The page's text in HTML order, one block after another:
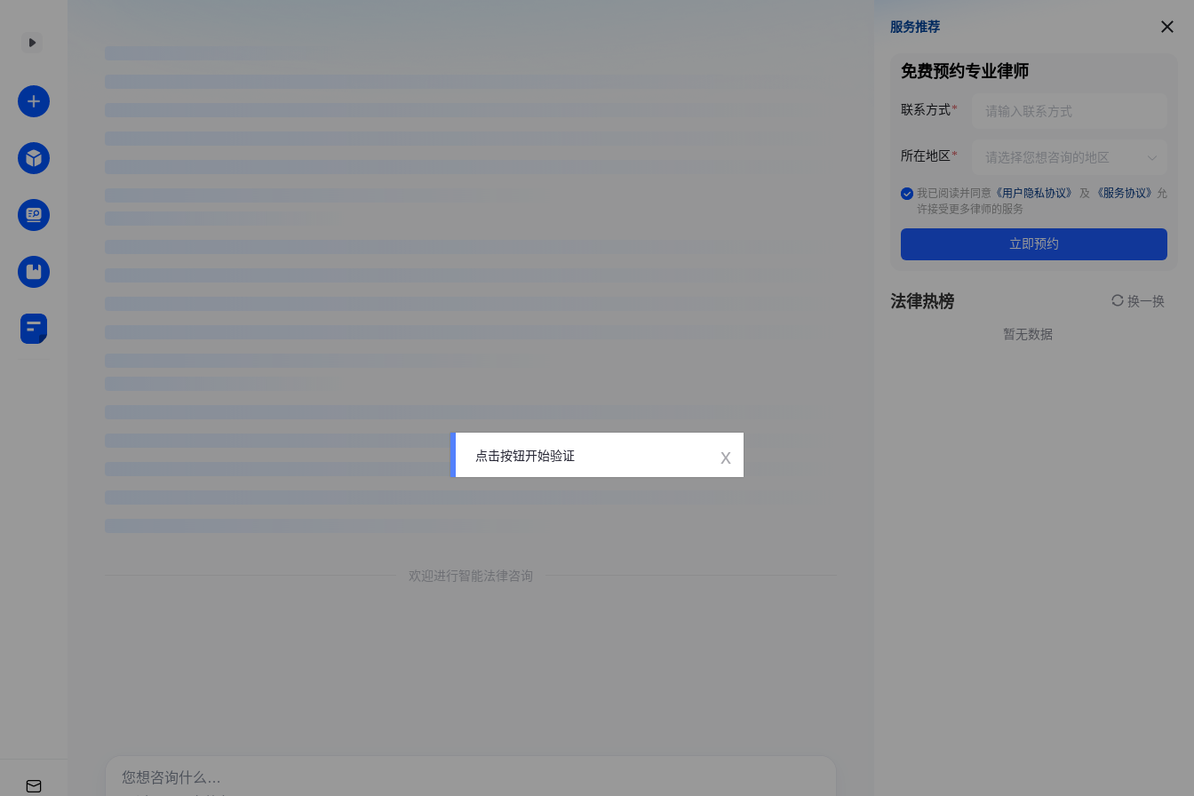
欢迎进行智能法律咨询
服务推荐
服务推荐
免费预约专业律师
联系方式
所在地区
我已阅读并同意 《用户隐私协议》 及 《服务协议》 允
许接受更多律师的服务
立即预约
法律热榜 换一换
暂无数据
点击按钮开始验证 x